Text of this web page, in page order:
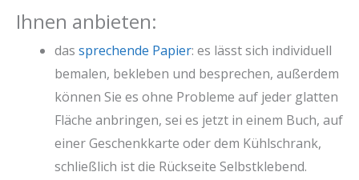
Ihnen anbieten:
das sprechende Papier: es lässt sich individuell
bemalen, bekleben und besprechen, außerdem
können Sie es ohne Probleme auf jeder glatten
Fläche anbringen, sei es jetzt in einem Buch, auf
einer Geschenkkarte oder dem Kühlschrank,
schließlich ist die Rückseite Selbstklebend.